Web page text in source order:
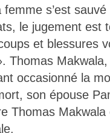
s’est
le jugement est
et blessures
Thomas
occasionné la
son épouse
Thomas